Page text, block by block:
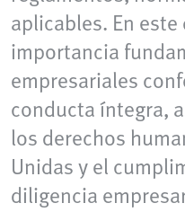
aplicables. En
importancia
empresariales
conducta íntegra,
los derechos
Unidas y el
diligencia